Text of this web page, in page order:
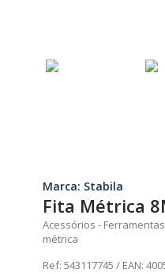
Marca: Stabila
Fita Métrica
Acessórios - Ferramentas
métrica
Ref: 543117745 / EAN: